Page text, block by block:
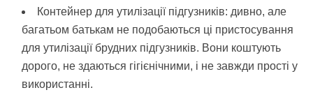
Контейнер для утилізації підгузників: дивно, але
багатьом батькам не подобаються ці пристосування
для утилізації брудних підгузників. Вони коштують
дорого, не здаються гігієнічними, і не завжди прості у
використанні.